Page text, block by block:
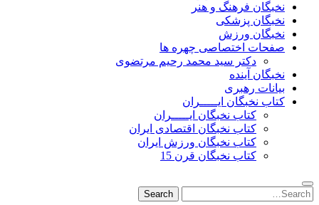
نخبگان فرهنگ و هنر
نخبگان پزشکی
نخبگان ورزش
صفحات اختصاصی چهره ها
دکتر سید محمد رحیم مرتضوی
نخبگان آینده
بیانات رهبری
کتاب نخبگان ایـــــران
کتاب نخبگان ایـــــران
کتاب نخبگان اقتصادی ایران
کتاب نخبگان ورزش ایران
کتاب نخبگان قرن 15
Search
for:
Search